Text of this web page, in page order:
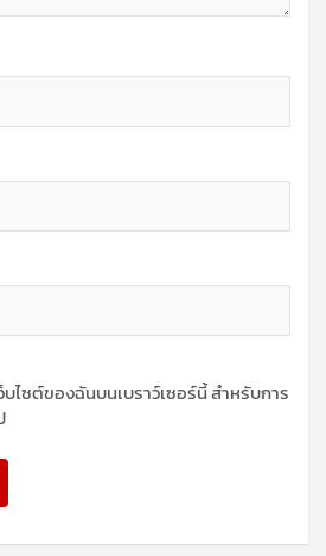
ไซต์ของฉันบนเบราว์เซอร์นี้ สำหรับการ